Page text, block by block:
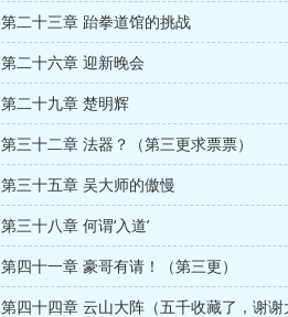
第二十三章 跆拳道馆的挑战
第二十六章 迎新晚会
第二十九章 楚明辉
第三十二章 法器？（第三更求票票）
第三十五章 吴大师的傲慢
第三十八章 何谓‘入道’
第四十一章 豪哥有请！（第三更）